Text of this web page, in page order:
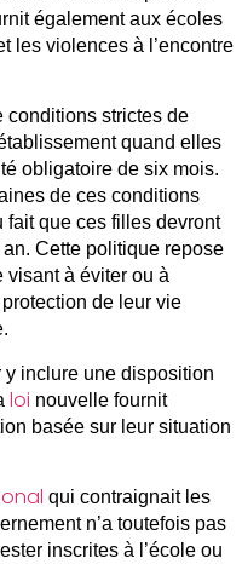
également aux écoles
les violences à l’encontre
conditions strictes de
quand elles
obligatoire de six mois.
de ces conditions
que ces filles devront
Cette politique repose
visant à éviter ou à
de leur vie
y inclure une disposition
loi nouvelle fournit
basée sur leur situation
qui contraignait les
n’a toutefois pas
inscrites à l’école ou